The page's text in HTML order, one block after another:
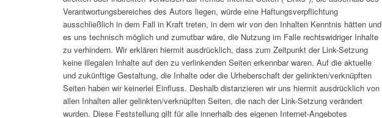
Verantwortungsbereiches des Autors liegen, würde eine Haftungsverpflichtung
ausschließlich in dem Fall in Kraft treten, in dem wir von den Inhalten Kenntnis hätten und
es uns technisch möglich und zumutbar wäre, die Nutzung im Falle rechtswidriger Inhalte
zu verhindern. Wir erklären hiermit ausdrücklich, dass zum Zeitpunkt der Link-Setzung
keine illegalen Inhalte auf den zu verlinkenden Seiten erkennbar waren. Auf die aktuelle
und zukünftige Gestaltung, die Inhalte oder die Urheberschaft der gelinkten/verknüpften
Seiten haben wir keinerlei Einfluss. Deshalb distanzieren wir uns hiermit ausdrücklich von
allen Inhalten aller gelinkten/verknüpften Seiten, die nach der Link-Setzung verändert
wurden. Diese Feststellung gilt für alle innerhalb des eigenen Internet-Angebotes